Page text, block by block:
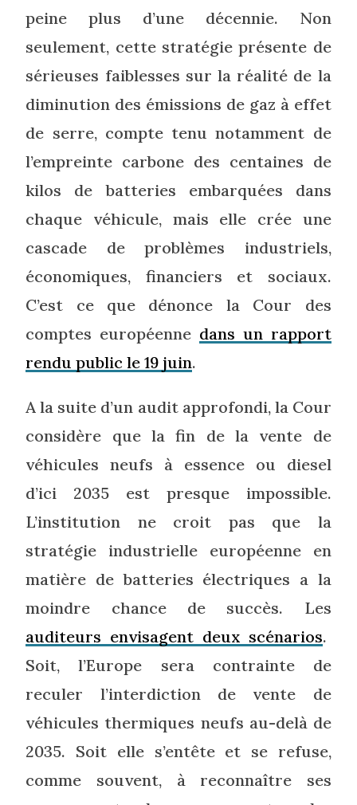
peine plus d’une décennie. Non
seulement, cette stratégie présente de
sérieuses faiblesses sur la réalité de la
diminution des émissions de gaz à effet
de serre, compte tenu notamment de
l’empreinte carbone des centaines de
kilos de batteries embarquées dans
chaque véhicule, mais elle crée une
cascade de problèmes industriels,
économiques, financiers et sociaux.
C’est ce que dénonce la Cour des
comptes européenne dans un rapport
rendu public le 19 juin.
A la suite d’un audit approfondi, la Cour
considère que la fin de la vente de
véhicules neufs à essence ou diesel
d’ici 2035 est presque impossible.
L’institution ne croit pas que la
stratégie industrielle européenne en
matière de batteries électriques a la
moindre chance de succès. Les
auditeurs envisagent deux scénarios.
Soit, l’Europe sera contrainte de
reculer l’interdiction de vente de
véhicules thermiques neufs au-delà de
2035. Soit elle s’entête et se refuse,
comme souvent, à reconnaître ses